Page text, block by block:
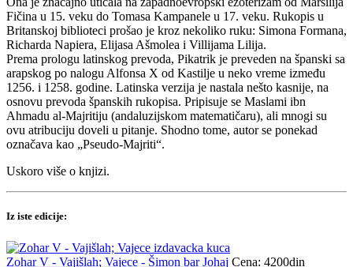
Fičina u 15. veku do Tomasa Kampanele u 17. veku. Rukopis u
Britanskoj biblioteci prošao je kroz nekoliko ruku: Simona Formana,
Richarda Napiera, Elijasa Ašmolea i Villijama Lilija.
Prema prologu latinskog prevoda, Pikatrik je preveden na španski sa
arapskog po nalogu Alfonsa X od Kastilje u neko vreme između
1256. i 1258. godine. Latinska verzija je nastala nešto kasnije, na
osnovu prevoda španskih rukopisa. Pripisuje se Maslami ibn
Ahmadu al-Majritiju (andaluzijskom matematičaru), ali mnogi su
ovu atribuciju doveli u pitanje. Shodno tome, autor se ponekad
označava kao „Pseudo-Majriti“.
Uskoro više o knjizi.
Iz iste edicije:
Zohar V - Vajišlah; Vajece - Šimon bar Johaj Cena: 4200din